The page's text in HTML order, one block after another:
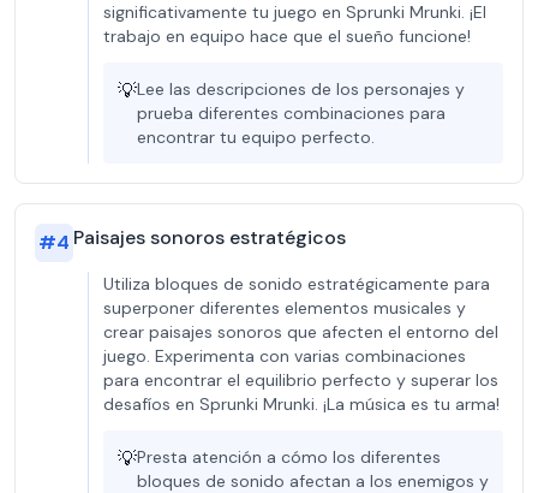
significativamente tu juego en Sprunki Mrunki. ¡El
trabajo en equipo hace que el sueño funcione!
💡Lee las descripciones de los personajes y
prueba diferentes combinaciones para
encontrar tu equipo perfecto.
#4 Paisajes sonoros estratégicos
Utiliza bloques de sonido estratégicamente para
superponer diferentes elementos musicales y
crear paisajes sonoros que afecten el entorno del
juego. Experimenta con varias combinaciones
para encontrar el equilibrio perfecto y superar los
desafíos en Sprunki Mrunki. ¡La música es tu arma!
💡Presta atención a cómo los diferentes
bloques de sonido afectan a los enemigos y